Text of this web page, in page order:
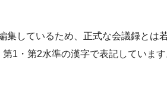
しているため、正式な会議録とは
1・第2水準の漢字で表記しています